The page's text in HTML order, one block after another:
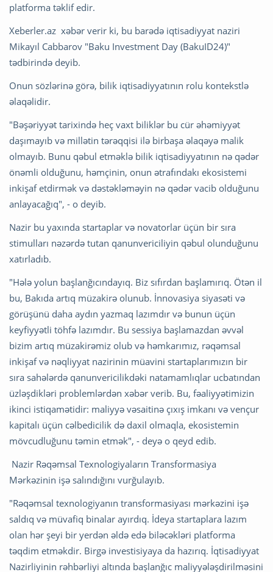
platforma təklif edir.
Xeberler.az xəbər verir ki, bu barədə iqtisadiyyat naziri
Mikayıl Cabbarov "Baku Investment Day (BakuID24)"
tədbirində deyib.
Onun sözlərinə görə, bilik iqtisadiyyatının rolu kontekstlə
əlaqəlidir.
"Bəşəriyyət tarixində heç vaxt biliklər bu cür əhəmiyyət
daşımayıb və millətin tərəqqisi ilə birbaşa əlaqəyə malik
olmayıb. Bunu qəbul etməklə bilik iqtisadiyyatının nə qədər
önəmli olduğunu, həmçinin, onun ətrafındakı ekosistemi
inkişaf etdirmək və dəstəkləməyin nə qədər vacib olduğunu
anlayacağıq", - o deyib.
Nazir bu yaxında startaplar və novatorlar üçün bir sıra
stimulları nəzərdə tutan qanunvericiliyin qəbul olunduğunu
xatırladıb.
"Hələ yolun başlanğıcındayıq. Biz sıfırdan başlamırıq. Ötən il
bu, Bakıda artıq müzakirə olunub. İnnovasiya siyasəti və
görüşünü daha aydın yazmaq lazımdır və bunun üçün
keyfiyyətli töhfə lazımdır. Bu sessiya başlamazdan əvvəl
bizim artıq müzakirəmiz olub və həmkarımız, rəqəmsal
inkişaf və nəqliyyat nazirinin müavini startaplarımızın bir
sıra sahələrdə qanunvericilikdəki natamamlıqlar ucbatından
üzləşdikləri problemlərdən xəbər verib. Bu, fəaliyyətimizin
ikinci istiqamətidir: maliyyə vəsaitinə çıxış imkanı və vençur
kapitalı üçün cəlbedicilik də daxil olmaqla, ekosistemin
mövcudluğunu təmin etmək", - deyə o qeyd edib.
Nazir Rəqəmsal Texnologiyaların Transformasiya
Mərkəzinin işə salındığını vurğulayıb.
"Rəqəmsal texnologiyanın transformasiyası mərkəzini işə
saldıq və müvafiq binalar ayırdıq. İdeya startaplara lazım
olan hər şeyi bir yerdən əldə edə biləcəkləri platforma
təqdim etməkdir. Birgə investisiyaya da hazırıq. İqtisadiyyat
Nazirliyinin rəhbərliyi altında başlanğıc maliyyələşdirilməsini